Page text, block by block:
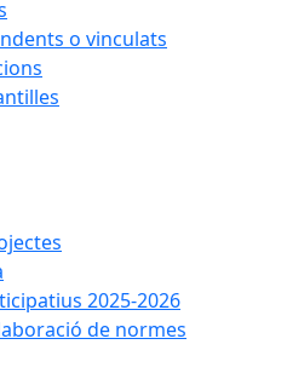
o vinculats
2025-2026
de normes